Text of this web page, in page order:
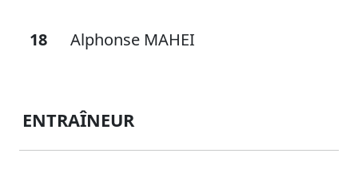
18 Alphonse MAHEI
ENTRAÎNEUR